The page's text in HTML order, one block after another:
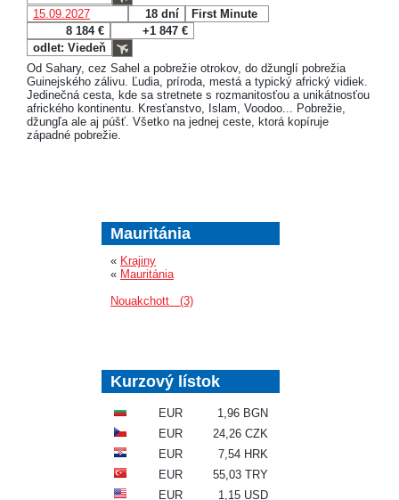
15.09.2027
18 dní
First Minute
8 184 €
+1 847 €
odlet: Viedeň
Od Sahary, cez Sahel a pobrežie otrokov, do džunglí pobrežia
Guinejského zálivu. Ľudia, príroda, mestá a typický africký vidiek.
Jedinečná cesta, kde sa stretnete s rozmanitosťou a unikátnosťou
afrického kontinentu. Kresťanstvo, Islam, Voodoo... Pobrežie,
džungľa ale aj púšť. Všetko na jednej ceste, ktorá kopíruje
západné pobrežie.
Mauritánia
« Krajiny
« Mauritánia
Nouakchott (3)
Kurzový lístok
EUR
1,96 BGN
EUR
24,26 CZK
EUR
7,54 HRK
EUR
55,03 TRY
EUR
1,15 USD